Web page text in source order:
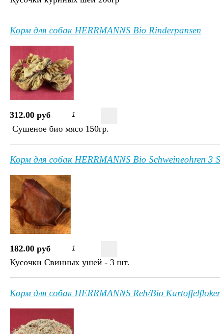
Корм для собак HERRMANNS Bio Rinderpansen
312.00 руб
Сушеное био мясо 150гр.
Корм для собак HERRMANNS Bio Schweineohren 3
182.00 руб
Кусочки Свинных ушей - 3 шт.
Корм для собак HERRMANNS Reh/Bio